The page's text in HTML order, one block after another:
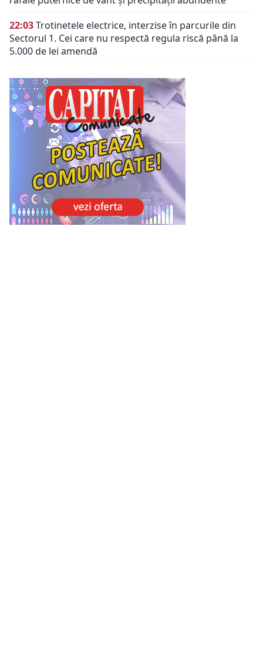
22:03Trotinetele electrice, interzise în parcurile din
Sectorul 1. Cei care nu respectă regula riscă până la
5.000 de lei amendă